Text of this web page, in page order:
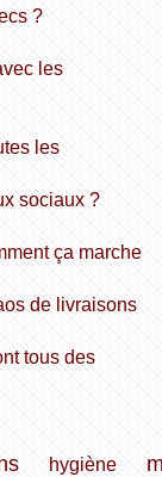
?
sociaux ?
hygiène